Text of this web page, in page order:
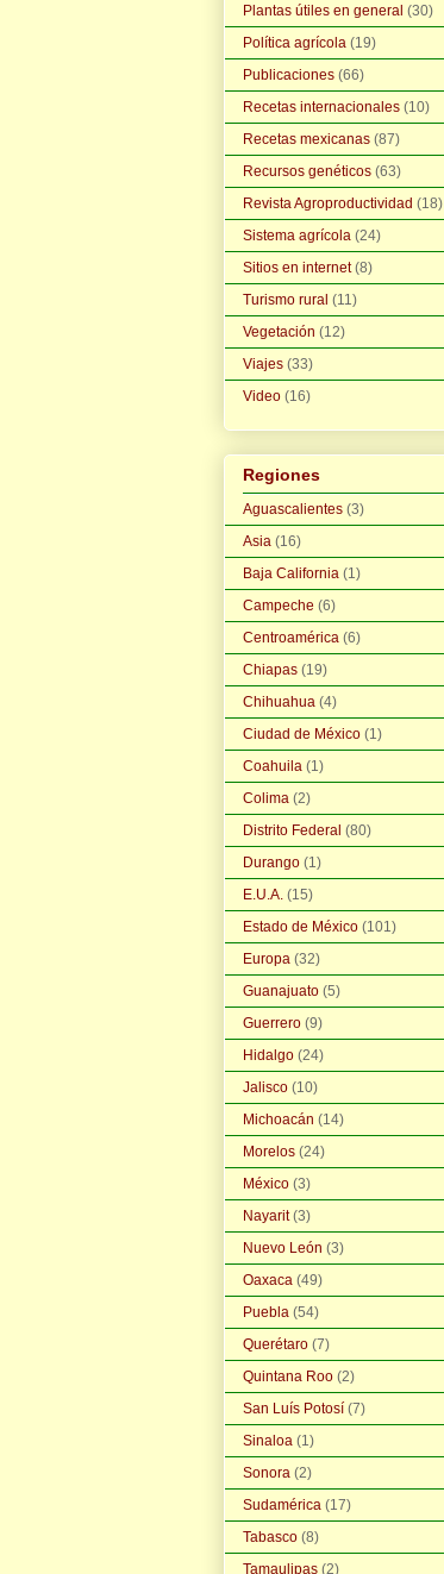
Plantas útiles en general (30)
Política agrícola (19)
Publicaciones (66)
Recetas internacionales (10)
Recetas mexicanas (87)
Recursos genéticos (63)
Revista Agroproductividad (18)
Sistema agrícola (24)
Sitios en internet (8)
Turismo rural (11)
Vegetación (12)
Viajes (33)
Video (16)
Regiones
Aguascalientes (3)
Asia (16)
Baja California (1)
Campeche (6)
Centroamérica (6)
Chiapas (19)
Chihuahua (4)
Ciudad de México (1)
Coahuila (1)
Colima (2)
Distrito Federal (80)
Durango (1)
E.U.A. (15)
Estado de México (101)
Europa (32)
Guanajuato (5)
Guerrero (9)
Hidalgo (24)
Jalisco (10)
Michoacán (14)
Morelos (24)
México (3)
Nayarit (3)
Nuevo León (3)
Oaxaca (49)
Puebla (54)
Querétaro (7)
Quintana Roo (2)
San Luís Potosí (7)
Sinaloa (1)
Sonora (2)
Sudamérica (17)
Tabasco (8)
Tamaulipas (2)